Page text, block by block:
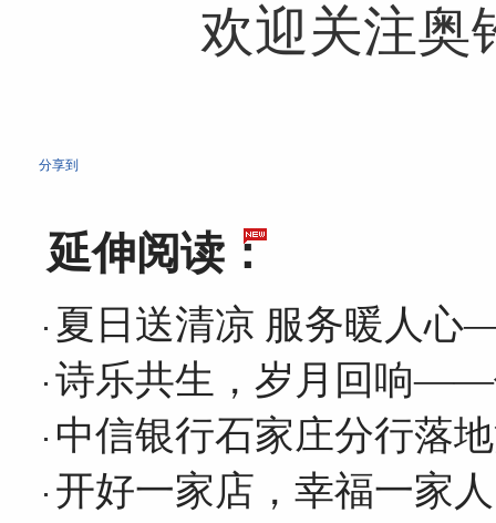
欢迎关注奥
分享到
延伸阅读：
夏日送清凉 服务暖人
诗乐共生，岁月回响——
中信银行石家庄分行落
开好一家店，幸福一家